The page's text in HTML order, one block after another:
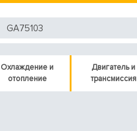
Охлаждение и
отопление
Двигатель и
трансмиссия